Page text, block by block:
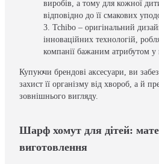
виробів, а тому для кожної
відповідно до її смакових
Tchibo – оригінальний
інноваційних технологій,
компанії бажаним атрибутом у
Купуючи брендові аксесуари, ви
захист її організму від хвороб, а й
зовнішнього вигляду.
Шарф хомут для дітей:
виготовлення